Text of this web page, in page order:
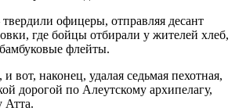
офицеры, отправляя десант
где бойцы отбирали у жителей хлеб,
флейты.
вот, наконец, удалая седьмая пехотная,
дорогой по Алеутскому архипелагу,
Атта.